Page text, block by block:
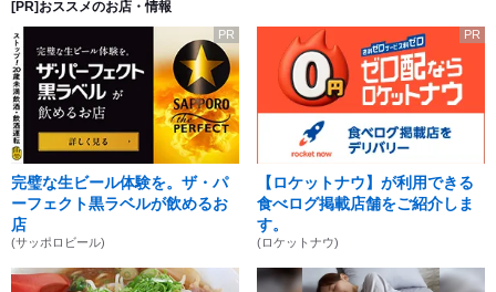
[PR]おススメのお店・情報
PR
完璧な生ビール体験を。ザ・パ
ーフェクト黒ラベルが飲めるお
店
(サッポロビール)
PR
【ロケットナウ】が利用できる
食べログ掲載店舗をご紹介しま
す。
(ロケットナウ)